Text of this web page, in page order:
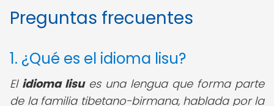
Preguntas frecuentes
1. ¿Qué es el idioma lisu?
El idioma lisues una lengua que forma parte
de la familia tibetano-birmana, hablada por la